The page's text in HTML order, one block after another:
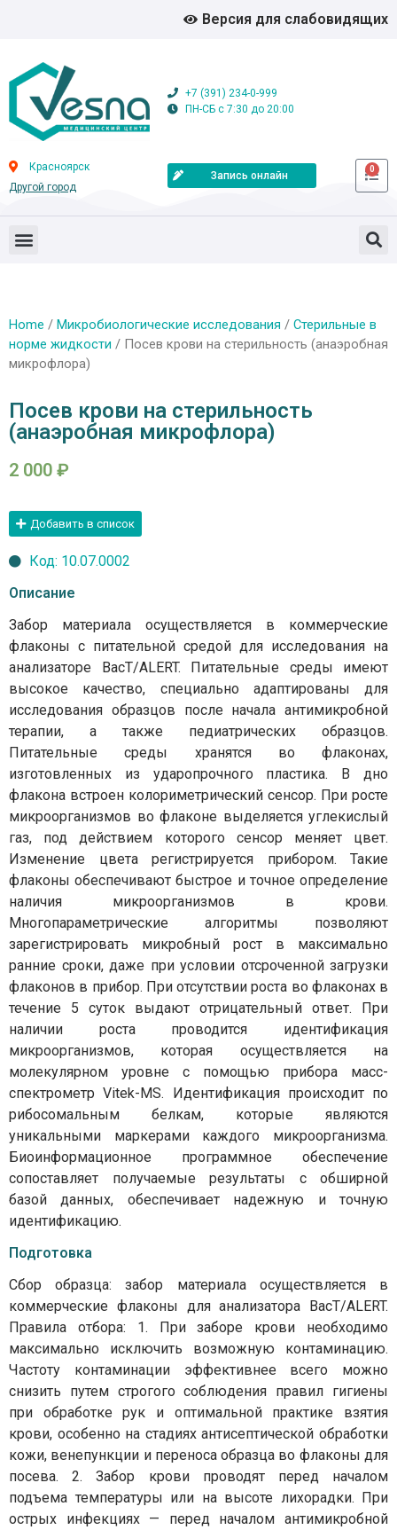
Версия для слабовидящих
+7 (391) 234-0-999
ПН-СБ с 7:30 до 20:00
Красноярск
Другой город
Запись онлайн
0
Home / Микробиологические исследования / Стерильные в
норме жидкости / Посев крови на стерильность (анаэробная
микрофлора)
Посев крови на стерильность
(анаэробная микрофлора)
2 000 ₽
Добавить в список
Код: 10.07.0002
Описание
Забор материала осуществляется в коммерческие
флаконы с питательной средой для исследования на
анализаторе BacT/ALERT. Питательные среды имеют
высокое качество, специально адаптированы для
исследования образцов после начала антимикробной
терапии, а также педиатрических образцов.
Питательные среды хранятся во флаконах,
изготовленных из ударопрочного пластика. В дно
флакона встроен колориметрический сенсор. При росте
микроорганизмов во флаконе выделяется углекислый
газ, под действием которого сенсор меняет цвет.
Изменение цвета регистрируется прибором. Такие
флаконы обеспечивают быстрое и точное определение
наличия микроорганизмов в крови.
Многопараметрические алгоритмы позволяют
зарегистрировать микробный рост в максимально
ранние сроки, даже при условии отсроченной загрузки
флаконов в прибор. При отсутствии роста во флаконах в
течение 5 суток выдают отрицательный ответ. При
наличии роста проводится идентификация
микроорганизмов, которая осуществляется на
молекулярном уровне с помощью прибора масс-
спектрометр Vitek-MS. Идентификация происходит по
рибосомальным белкам, которые являются
уникальными маркерами каждого микроорганизма.
Биоинформационное программное обеспечение
сопоставляет получаемые результаты с обширной
базой данных, обеспечивает надежную и точную
идентификацию.
Подготовка
Сбор образца: забор материала осуществляется в
коммерческие флаконы для анализатора BacT/ALERT.
Правила отбора: 1. При заборе крови необходимо
максимально исключить возможную контаминацию.
Частоту контаминации эффективнее всего можно
снизить путем строгого соблюдения правил гигиены
при обработке рук и оптимальной практике взятия
крови, особенно на стадиях антисептической обработки
кожи, венепункции и переноса образца во флаконы для
посева. 2. Забор крови проводят перед началом
подъема температуры или на высоте лихорадки. При
острых инфекциях — перед началом антимикробной